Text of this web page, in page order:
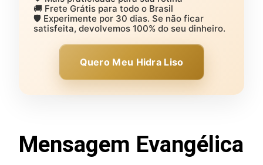
🚚 Frete Grátis para todo o Brasil
🛡️ Experimente por 30 dias. Se não ficar
satisfeita, devolvemos 100% do seu dinheiro.
Quero Meu Hidra Liso
Mensagem Evangélica